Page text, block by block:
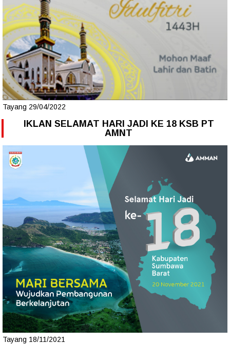
Tayang 29/04/2022
IKLAN SELAMAT HARI JADI KE 18 KSB PT
AMNT
Tayang 18/11/2021